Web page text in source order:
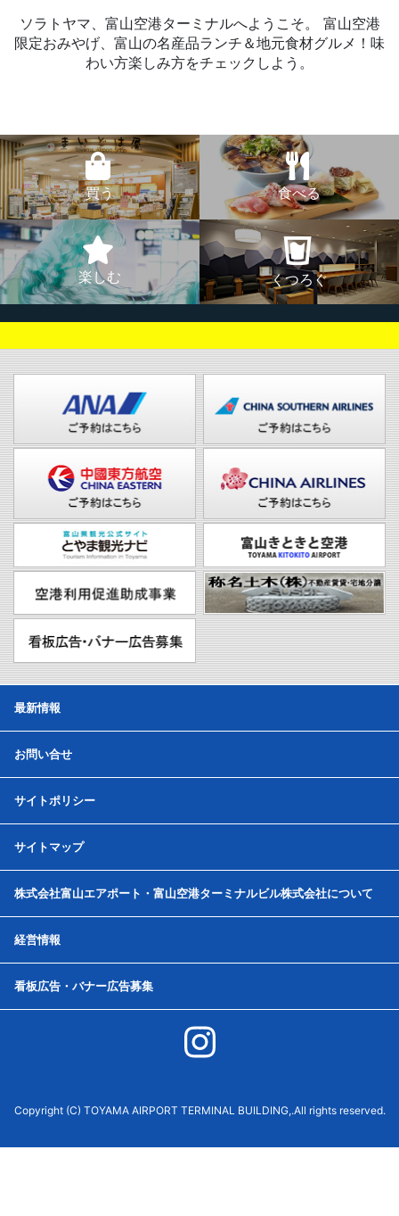
ソラトヤマ、富山空港ターミナルへようこそ。
富山空港
限定おみやげ、富山の名産品ランチ＆地元食材グルメ！味
わい方楽しみ方をチェックしよう。
買う 食べる
楽しむ くつろぐ
最新情報
お問い合せ
サイトポリシー
サイトマップ
株式会社富山エアポート・富山空港ターミナルビル株式会社について
経営情報
看板広告・バナー広告募集
Copyright (C) TOYAMA AIRPORT TERMINAL BUILDING,.All rights reserved.